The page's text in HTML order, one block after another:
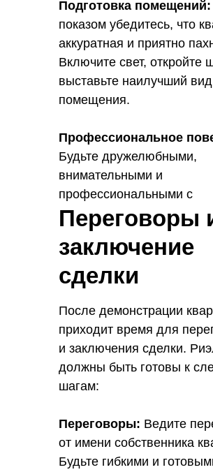
Подготовка помещений:
показом убедитесь, что
аккуратная и приятно
Включите свет, откройте
выставьте наилучший вид
помещения.
Профессиональное
Будьте дружелюбными,
внимательными и
профессиональными с
покупателями. Отвечайте
вопросы и приводите
пользу покупки данной
Переговоры
заключение
сделки
После демонстрации
приходит время для
и заключения сделки.
должны быть готовы к
шагам:
Переговоры: Ведите
от имени собственника
Будьте гибкими и